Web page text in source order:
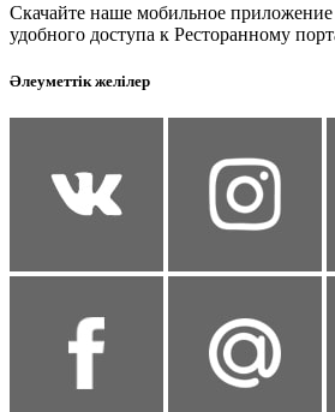
Скачайте наше мобильное приложение
удобного доступа к Ресторанному
Әлеуметтік желілер